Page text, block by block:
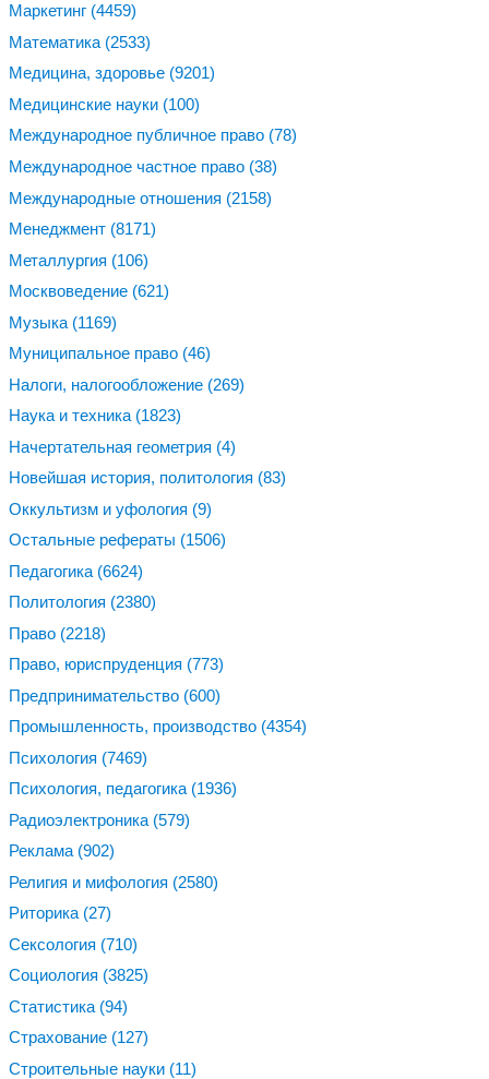
Маркетинг (4459)
Математика (2533)
Медицина, здоровье (9201)
Медицинские науки (100)
Международное публичное право (78)
Международное частное право (38)
Международные отношения (2158)
Менеджмент (8171)
Металлургия (106)
Москвоведение (621)
Музыка (1169)
Муниципальное право (46)
Налоги, налогообложение (269)
Наука и техника (1823)
Начертательная геометрия (4)
Новейшая история, политология (83)
Оккультизм и уфология (9)
Остальные рефераты (1506)
Педагогика (6624)
Политология (2380)
Право (2218)
Право, юриспруденция (773)
Предпринимательство (600)
Промышленность, производство (4354)
Психология (7469)
Психология, педагогика (1936)
Радиоэлектроника (579)
Реклама (902)
Религия и мифология (2580)
Риторика (27)
Сексология (710)
Социология (3825)
Статистика (94)
Страхование (127)
Строительные науки (11)